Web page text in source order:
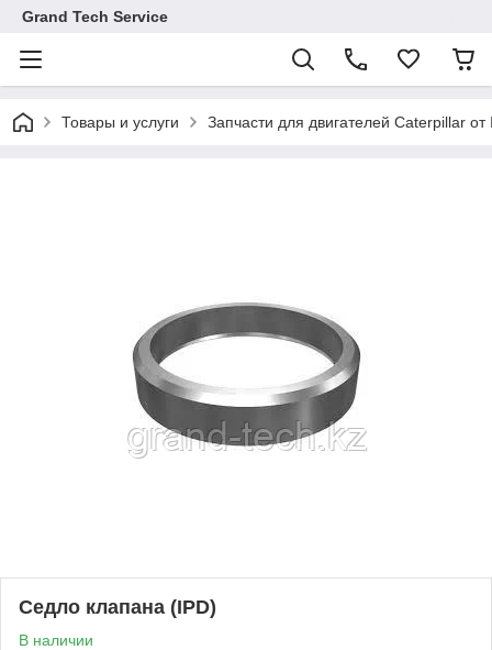
Grand Tech Service
Товары и услуги Запчасти для двигателей Caterpillar от
Седло клапана (IPD)
В наличии